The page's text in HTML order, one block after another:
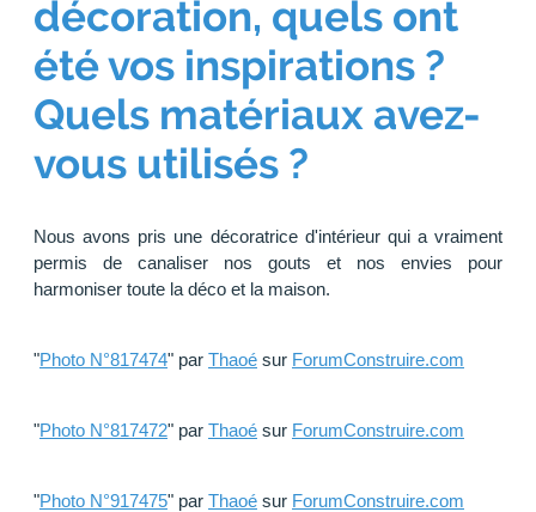
décoration, quels ont
été vos inspirations ?
Quels matériaux avez-
vous utilisés ?
Nous avons pris une décoratrice d'intérieur qui a vraiment
permis de canaliser nos gouts et nos envies pour
harmoniser toute la déco et la maison.
"Photo N°817474" par Thaoé sur ForumConstruire.com
"Photo N°817472" par Thaoé sur ForumConstruire.com
"Photo N°917475" par Thaoé sur ForumConstruire.com